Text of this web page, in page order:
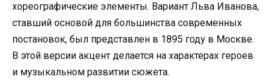
хореографические элементы. Вариант Льва Иванова,
ставший основой для большинства современных
постановок, был представлен в 1895 году в Москве.
В этой версии акцент делается на характерах героев
и музыкальном развитии сюжета.